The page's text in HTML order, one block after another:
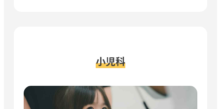
小児科